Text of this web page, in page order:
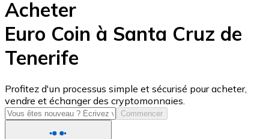
USD Coin
USDC
Acheter
Euro Coin à Santa Cruz de
Tenerife
Profitez d'un processus simple et sécurisé pour acheter,
vendre et échanger des cryptomonnaies.
Commencer